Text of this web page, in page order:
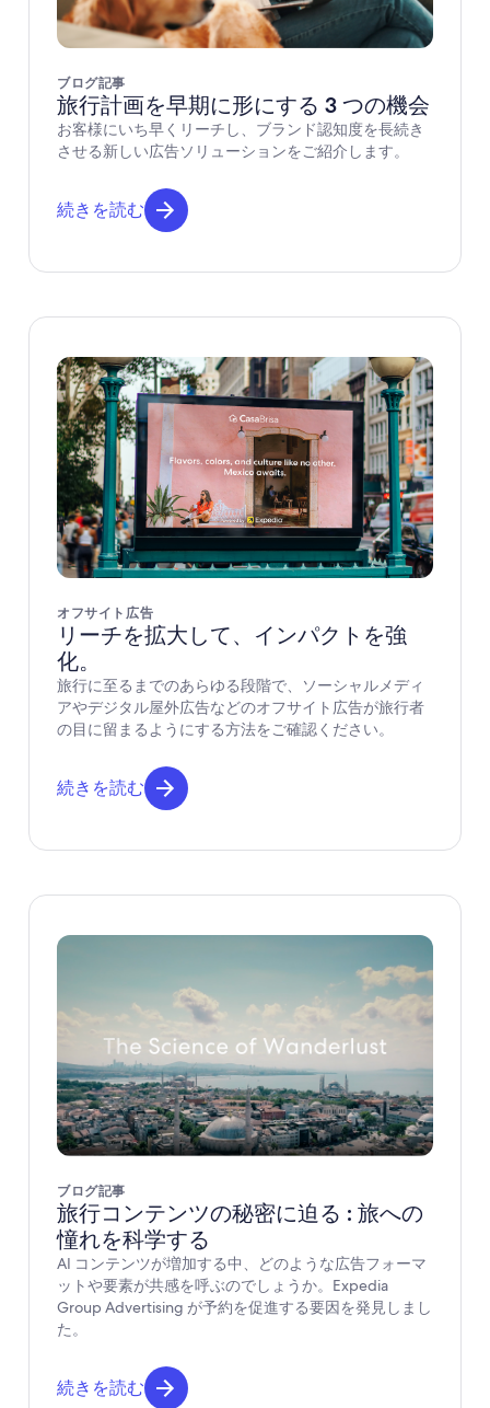
ブログ記事
旅行計画を早期に形にする 3 つの機会
お客様にいち早くリーチし、ブランド認知度を長続き
させる新しい広告ソリューションをご紹介します。
続きを読む
オフサイト広告
リーチを拡大して、インパクトを強
化。
旅行に至るまでのあらゆる段階で、ソーシャルメディ
アやデジタル屋外広告などのオフサイト広告が旅行者
の目に留まるようにする方法をご確認ください。
続きを読む
ブログ記事
旅行コンテンツの秘密に迫る : 旅への
憧れを科学する
AI コンテンツが増加する中、どのような広告フォーマ
ットや要素が共感を呼ぶのでしょうか。Expedia
Group Advertising が予約を促進する要因を発見しまし
た。
続きを読む